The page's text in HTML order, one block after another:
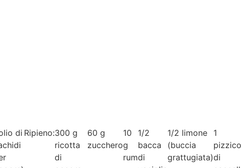
di Ripieno:300 g
ricotta
di
60 g
zucchero
10
g
rum
1/2
bacca
di
1/2 limone
(buccia
grattugiata)
1
pizzico
di